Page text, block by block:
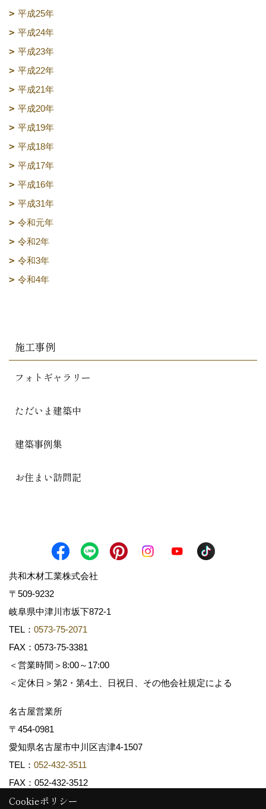
平成25年
平成24年
平成23年
平成22年
平成21年
平成20年
平成19年
平成18年
平成17年
平成16年
平成31年
令和元年
令和2年
令和3年
令和4年
施工事例
フォトギャラリー
ただいま建築中
建築事例集
お住まい訪問記
共和木材工業株式会社
〒509-9232
岐阜県中津川市坂下872‐1
TEL： 0573-75-2071
FAX：0573-75-3381
＜営業時間＞8:00～17:00
＜定休日＞第2・第4土、日祝日、その他会社規定による
名古屋営業所
〒454-0981
愛知県名古屋市中川区吉津4-1507
TEL： 052-432-3511
FAX：052-432-3512
Cookieポリシー